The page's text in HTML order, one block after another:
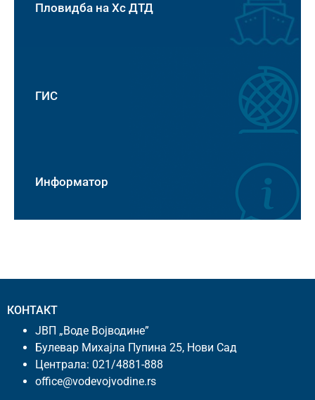
Пловидба на Хс ДТД
ГИС
Информатор
КОНТАКТ
ЈВП „Воде Војводине”
Булевар Михајла Пупина 25, Нови Сад
Централа: 021/4881-888
office@vodevojvodine.rs